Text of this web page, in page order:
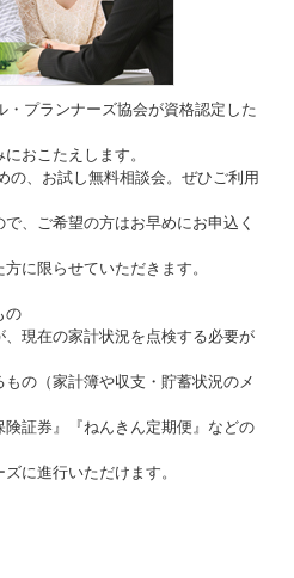
・プランナーズ協会が資格認定した
おこたえします。
の、お試し無料相談会。ぜひご利用
、ご希望の方はお早めにお申込く
に限らせていただきます。
の
現在の家計状況を点検する必要が
もの（家計簿や収支・貯蓄状況のメ
険証券』『ねんきん定期便』などの
に進行いただけます。